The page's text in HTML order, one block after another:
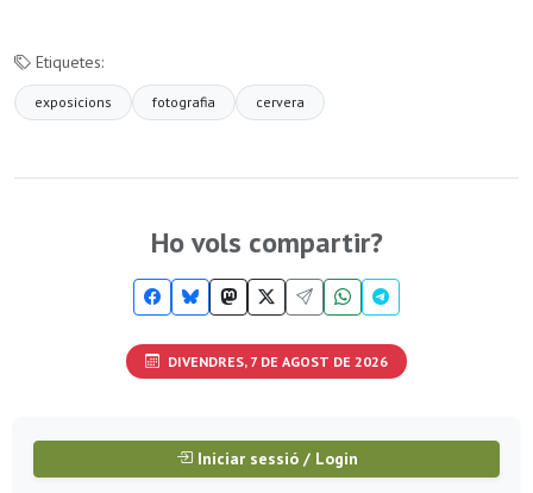
Etiquetes:
exposicions fotografia cervera
Ho vols compartir?
DIVENDRES, 7 DE AGOST DE 2026
Iniciar sessió / Login